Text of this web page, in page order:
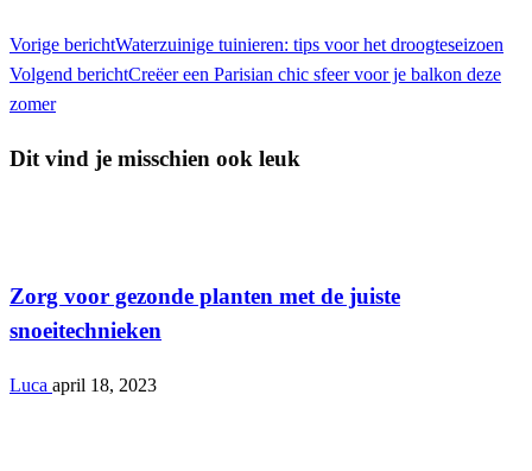
Vorige berichtWaterzuinige tuinieren: tips voor het droogteseizoen
Volgend berichtCreëer een Parisian chic sfeer voor je balkon deze
zomer
Dit vind je misschien ook leuk
Zorg voor gezonde planten met de juiste
snoeitechnieken
Luca april 18, 2023